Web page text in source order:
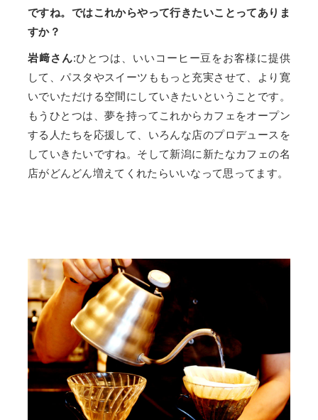
ですね。ではこれからやって行きたいことってありま
すか？
岩﨑さん:ひとつは、いいコーヒー豆をお客様に提供
して、パスタやスイーツももっと充実させて、より寛
いでいただける空間にしていきたいということです。
もうひとつは、夢を持ってこれからカフェをオープン
する人たちを応援して、いろんな店のプロデュースを
していきたいですね。そして新潟に新たなカフェの名
店がどんどん増えてくれたらいいなって思ってます。